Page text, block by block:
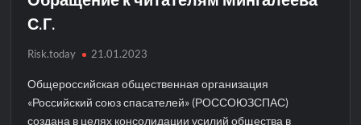
С.Г.
Risk.today 21.01.2023
Общероссийская общественная организация
«Российский союз спасателей» (РОССОЮЗСПАС)
создана в целях консолидации усилий общества в